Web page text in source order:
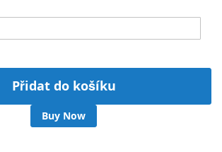
Přidat do košíku
Buy Now